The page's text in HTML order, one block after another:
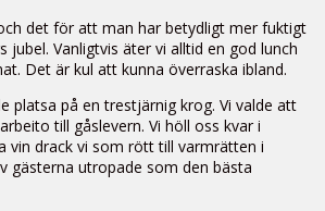
det för att man har betydligt mer fuktigt
Vanligtvis äter vi alltid en god lunch
Det är kul att kunna överraska ibland.
platsa på en trestjärnig krog. Vi valde att
till gåslevern. Vi höll oss kvar i
vin drack vi som rött till varmrätten i
gästerna utropade som den bästa